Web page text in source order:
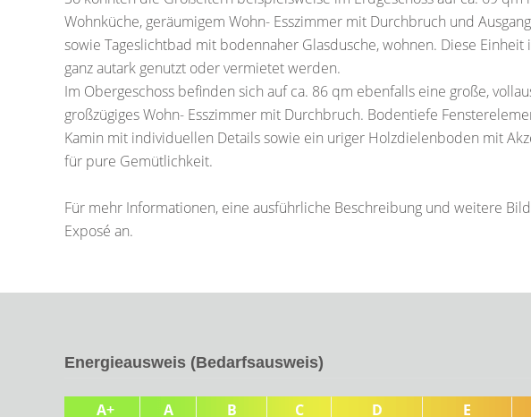
Wohnküche, geräumigem Wohn- Esszimmer mit Durchbruch und
sowie Tageslichtbad mit bodennaher Glasdusche, wohnen. Diese Einheit
ganz autark genutzt oder vermietet werden.
Im Obergeschoss befinden sich auf ca. 86 qm ebenfalls eine große,
großzügiges Wohn- Esszimmer mit Durchbruch. Bodentiefe
Kamin mit individuellen Details sowie ein uriger Holzdielenboden mit
für pure Gemütlichkeit.
Für mehr Informationen, eine ausführliche Beschreibung und weitere
Exposé an.
Energieausweis (Bedarfsausweis)